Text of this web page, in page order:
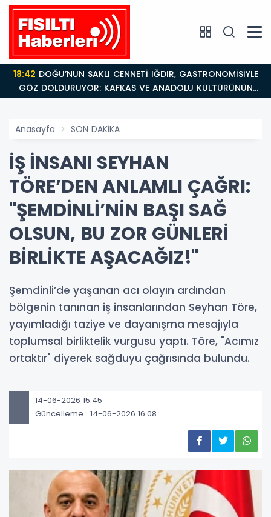
18:42
GÖZ DOLDURUYOR: KAFKAS VE ANADOLU KÜLTÜRÜNÜN
BULUŞMA NOKTASI
Anasayfa SON DAKİKA
​İŞ İNSANI SEYHAN
TÖRE’DEN ANLAMLI ÇAĞRI:
"ŞEMDİNLİ’NİN BAŞI SAĞ
OLSUN, BU ZOR GÜNLERİ
BİRLİKTE AŞACAĞIZ!"
Şemdinli’de yaşanan acı olayın ardından
bölgenin tanınan iş insanlarından Seyhan Töre,
yayımladığı taziye ve dayanışma mesajıyla
toplumsal birliktelik vurgusu yaptı. Töre, "Acımız
ortaktır" diyerek sağduyu çağrısında bulundu.
14-06-2026 15:45
Güncelleme : 14-06-2026 16:08